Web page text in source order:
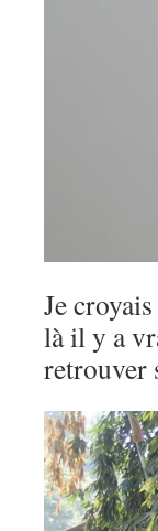
Je
là il y a